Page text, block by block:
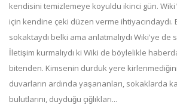
kendisini temizlemeye koyuldu ikinci gün.
için kendine çeki düzen verme ihtiyacındaydı.
sokaktaydı belki ama anlatmalıydı Wiki'ye de
İletişim kurmalıydı ki Wiki de böylelikle
bitenden. Kimsenin durduk yere
duvarların ardında yaşananları, sokaklarda
bulutlarını, duyduğu çığlıkları...